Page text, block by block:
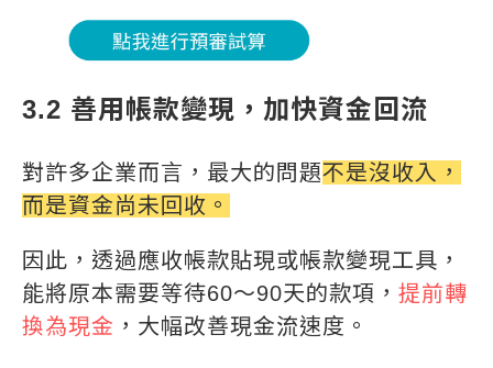
3.2 善用帳款變現，加快資金回流
對許多企業而言，最大的問題不是沒收入，
而是資金尚未回收。
因此，透過應收帳款貼現或帳款變現工具，
能將原本需要等待60～90天的款項， 提前轉
換為現金 ，大幅改善現金流速度。